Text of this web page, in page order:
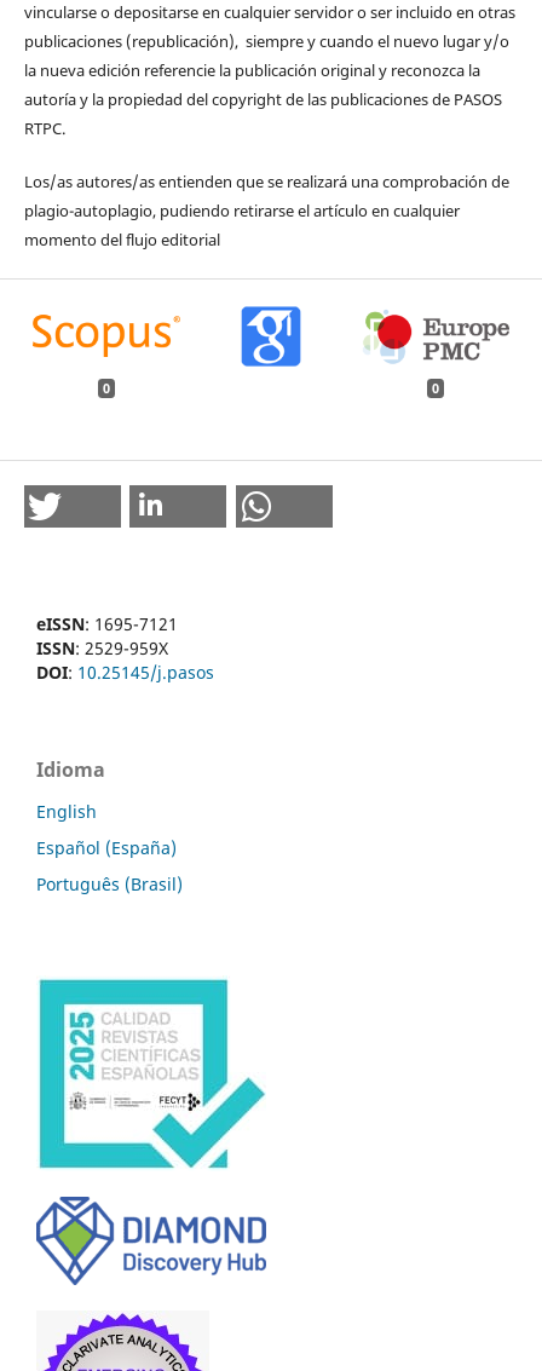
vincularse o depositarse en cualquier servidor o ser incluido en otras
publicaciones (republicación), siempre y cuando el nuevo lugar y/o
la nueva edición referencie la publicación original y reconozca la
autoría y la propiedad del copyright de las publicaciones de PASOS
RTPC.
Los/as autores/as entienden que se realizará una comprobación de
plagio-autoplagio, pudiendo retirarse el artículo en cualquier
momento del flujo editorial
0 0
eISSN: 1695-7121
ISSN: 2529-959X
DOI: 10.25145/j.pasos
Idioma
English
Español (España)
Português (Brasil)